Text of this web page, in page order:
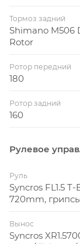
Тормоз задний
Shimano M506
Rotor
Ротор передний
180
Ротор задний
160
Рулевое
Руль
Syncros FL1.5
720mm,
Вынос
Syncros